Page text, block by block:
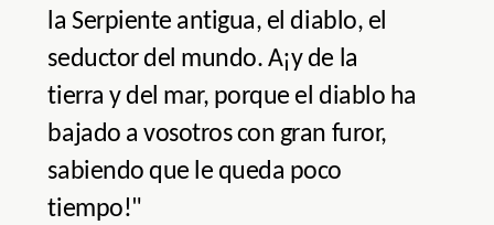
la Serpiente antigua, el diablo, el
seductor del mundo. A¡y de la
tierra y del mar, porque el diablo ha
bajado a vosotros con gran furor,
sabiendo que le queda poco
tiempo!"